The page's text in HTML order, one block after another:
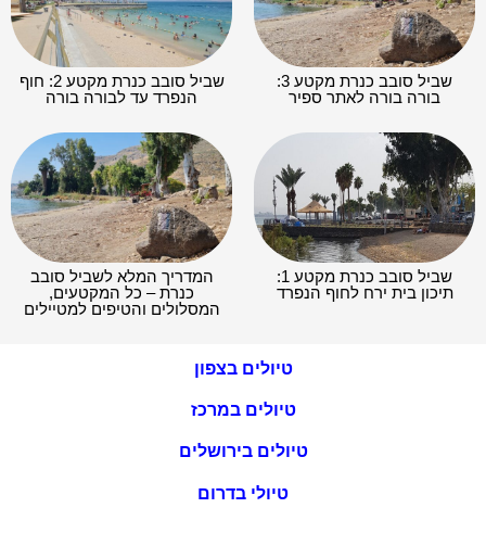
שביל סובב כנרת מקטע 3:
בורה בורה לאתר ספיר
שביל סובב כנרת מקטע 2: חוף
הנפרד עד לבורה בורה
שביל סובב כנרת מקטע 1:
תיכון בית ירח לחוף הנפרד
המדריך המלא לשביל סובב
כנרת – כל המקטעים,
המסלולים והטיפים למטיילים
טיולים בצפון
טיולים במרכז
טיולים בירושלים
טיולי בדרום